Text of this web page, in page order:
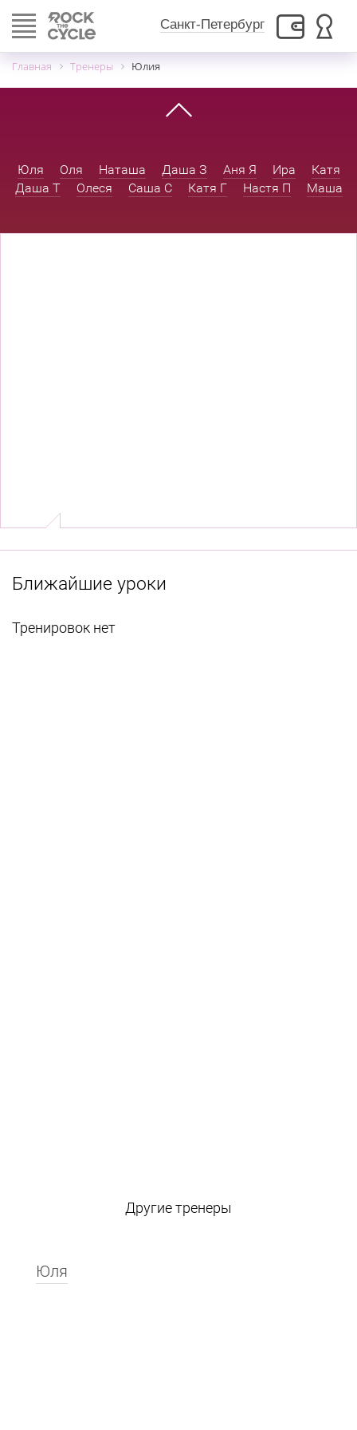
Санкт-Петербург
Toggle
navigation
Главная Тренеры Юлия
Юля Оля Наташа Даша З Аня Я Ира
Катя
Даша Т
Олеся Саша С Катя Г Настя П Маша
Ближайшие уроки
Тренировок нет
Другие тренеры
Юля